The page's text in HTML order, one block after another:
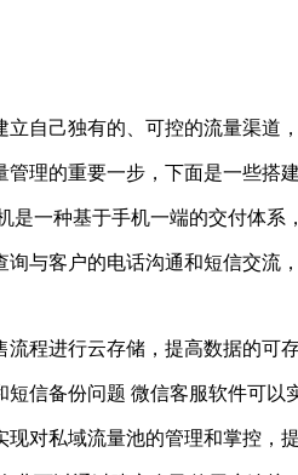
自己独有的、可控的流量渠道
理的重要一步，下面是一些搭
是一种基于手机一端的交付体系
与客户的电话沟通和短信交流
程进行云存储，提高数据的可
信备份问题 微信客服软件可
对私域流量池的管理和掌控，